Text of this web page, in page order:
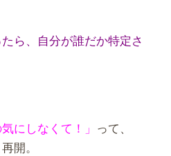
ら、自分が誰だか特定さ
にしなくて！」 って、
開。